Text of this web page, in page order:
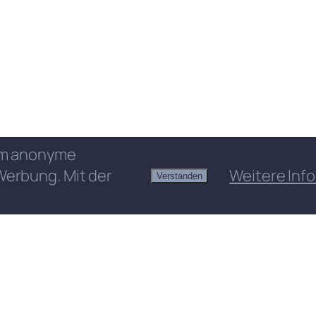
anonyme
Mit der
Verstanden Weitere